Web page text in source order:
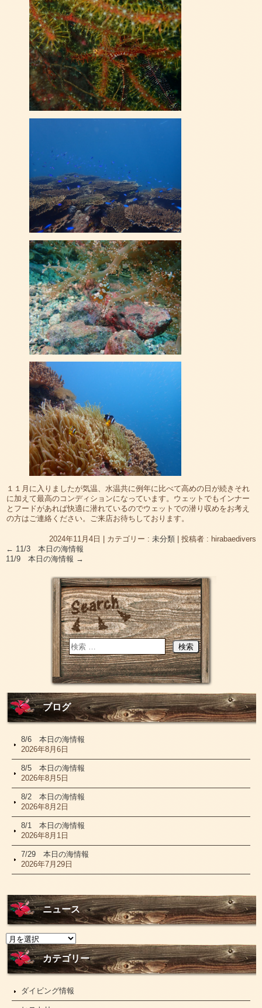
１１月に入りましたが気温、水温共に例年に比べて高めの日が続きそれ
に加えて最高のコンディションになっています。ウェットでもインナー
とフードがあれば快適に潜れているのでウェットでの潜り収めをお考え
の方はご連絡ください。ご来店お待ちしております。
2024年11月4日 カテゴリー : 未分類
投稿者 : hirabaedivers
← 11/3 本日の海情報
11/9 本日の海情報 →
ブログ
8/6 本日の海情報
2026年8月6日
8/5 本日の海情報
2026年8月5日
8/2 本日の海情報
2026年8月2日
8/1 本日の海情報
2026年8月1日
7/29 本日の海情報
2026年7月29日
ニュース
ニ
ュ
ー
カテゴリー
ダイビング情報